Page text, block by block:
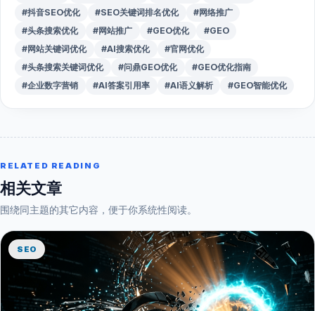
#抖音SEO优化
#SEO关键词排名优化
#网络推广
#头条搜索优化
#网站推广 #GEO优化
#GEO
#网站关键词优化
#AI搜索优化
#官网优化
#头条搜索关键词优化
#问鼎GEO优化
#GEO优化指南
#企业数字营销
#AI答案引用率 #AI语义解析 #GEO智能优化
RELATED READING
相关文章
围绕同主题的其它内容，便于你系统性阅读。
SEO